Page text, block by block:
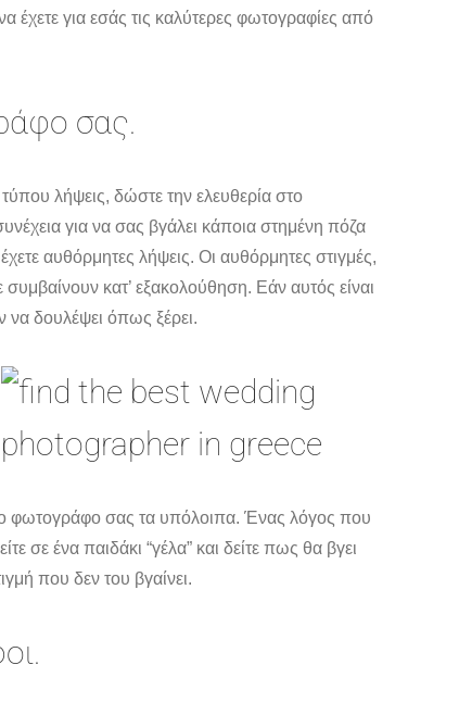
έχετε για εσάς τις καλύτερες φωτογραφίες από
σας.
λήψεις, δώστε την ελευθερία στο
για να σας βγάλει κάποια στημένη πόζα
αυθόρμητες λήψεις. Οι αυθόρμητες στιγμές,
κατ’ εξακολούθηση. Εάν αυτός είναι
δουλέψει όπως ξέρει.
φωτογράφο σας τα υπόλοιπα. Ένας λόγος που
σε ένα παιδάκι “γέλα” και δείτε πως θα βγει
που δεν του βγαίνει.